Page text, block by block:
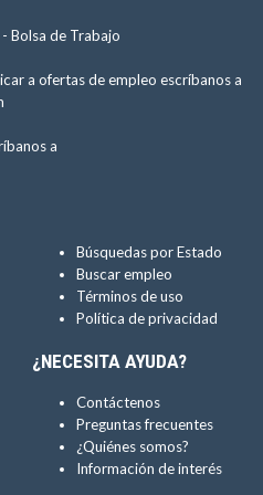
Bolsa de Trabajo
a ofertas de empleo escríbanos a
a
Búsquedas por Estado
Buscar empleo
Términos de uso
Política de privacidad
¿NECESITA AYUDA?
Contáctenos
Preguntas frecuentes
¿Quiénes somos?
Información de interés